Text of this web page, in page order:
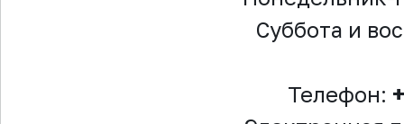
Суббота и
Телефон: